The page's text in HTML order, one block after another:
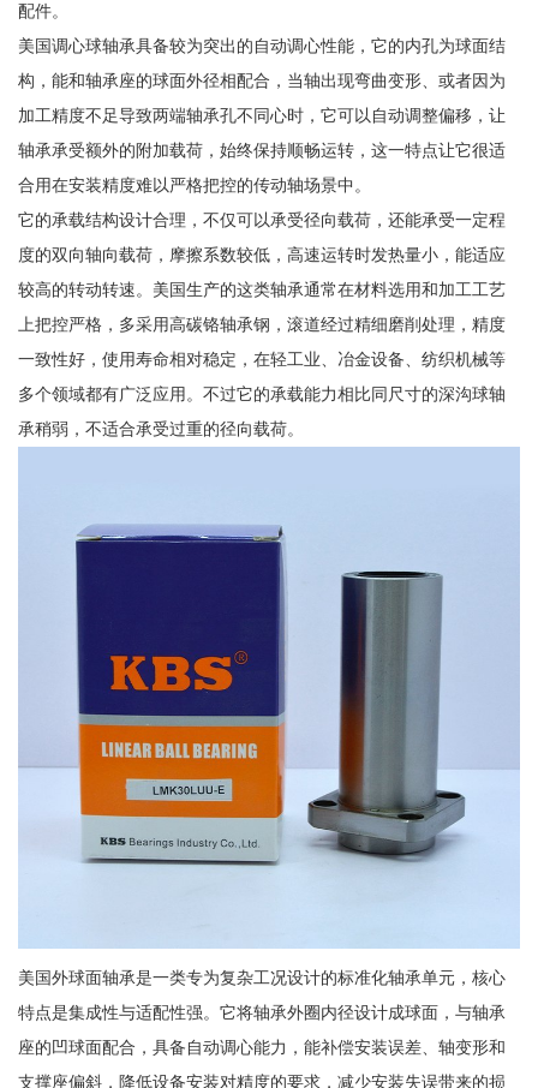
配件。
美国调心球轴承具备较为突出的自动调心性能，它的内孔为球面结
构，能和轴承座的球面外径相配合，当轴出现弯曲变形、或者因为
加工精度不足导致两端轴承孔不同心时，它可以自动调整偏移，让
轴承承受额外的附加载荷，始终保持顺畅运转，这一特点让它很适
合用在安装精度难以严格把控的传动轴场景中。
它的承载结构设计合理，不仅可以承受径向载荷，还能承受一定程
度的双向轴向载荷，摩擦系数较低，高速运转时发热量小，能适应
较高的转动转速。美国生产的这类轴承通常在材料选用和加工工艺
上把控严格，多采用高碳铬轴承钢，滚道经过精细磨削处理，精度
一致性好，使用寿命相对稳定，在轻工业、冶金设备、纺织机械等
多个领域都有广泛应用。不过它的承载能力相比同尺寸的深沟球轴
承稍弱，不适合承受过重的径向载荷。
美国外球面轴承是一类专为复杂工况设计的标准化轴承单元，核心
特点是集成性与适配性强。它将轴承外圈内径设计成球面，与轴承
座的凹球面配合，具备自动调心能力，能补偿安装误差、轴变形和
支撑座偏斜，降低设备安装对精度的要求，减少安装失误带来的损